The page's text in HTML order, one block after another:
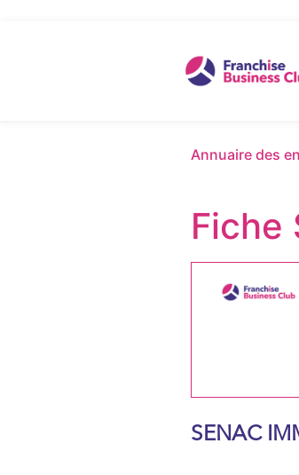
Annuaire des
Fiche
SENAC